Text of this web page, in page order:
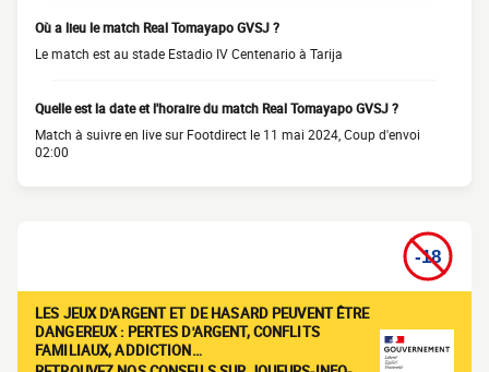
Où a lieu le match Real Tomayapo GVSJ ?
Le match est au stade Estadio IV Centenario à Tarija
Quelle est la date et l'horaire du match Real Tomayapo GVSJ ?
Match à suivre en live sur Footdirect le 11 mai 2024, Coup d'envoi
02:00
LES JEUX D'ARGENT ET DE HASARD PEUVENT ÊTRE
DANGEREUX : PERTES D'ARGENT, CONFLITS
FAMILIAUX, ADDICTION…